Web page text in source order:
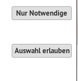
Nur Notwendige
Auswahl erlauben